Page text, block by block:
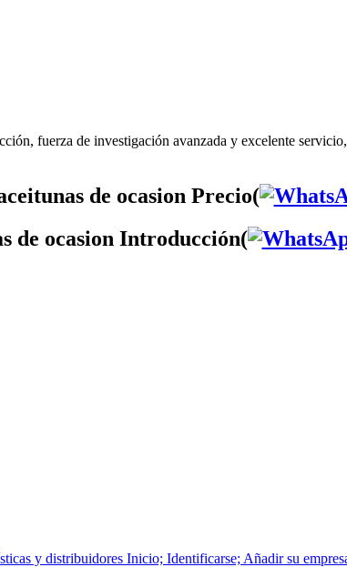
fuerza de investigación avanzada y excelente
de ocasion Precio(
de ocasion Introducción(
y distribuidores Inicio; Identificarse; Añadir su